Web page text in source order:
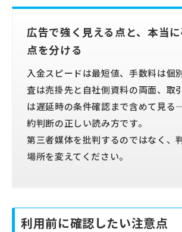
広告で強く見える点と、本当
点を分ける
入金スピードは最短値、手数料は個
査は売掛先と自社側資料の両面、取
は遅延時の条件確認まで含めて見
約判断の正しい読み方です。
第三者媒体を批判するのではなく、
場所を変えてください。
利用前に確認したい注意点